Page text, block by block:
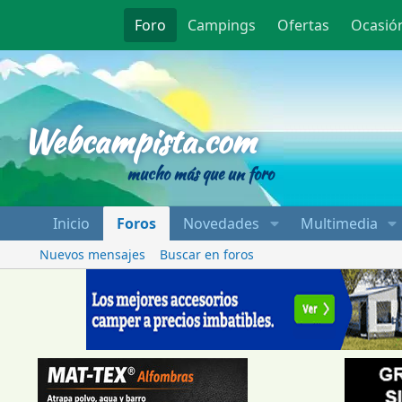
Foro Campings Ofertas
Webcampista.com
mucho más que un foro
Inicio Foros Novedades Multimedia
Nuevos mensajes Buscar en foros